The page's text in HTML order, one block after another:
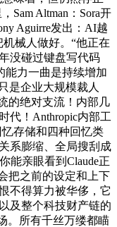
Sam Altman：Sora开
Aguirre发出：AI越
械人做好。“他正在
没碰过键盘写代码
能力一曲是持续增加
是企业大规模裁人
的绝对支流！内部几
代！Anthropic内部工
存储和四种回忆类
系膨缩、全局搜刮成
能亲眼看到Claude正
把之前的设定和上下
不得算力被华侈，它
及整个科技财产链的
。所有千丝万缕都瞄